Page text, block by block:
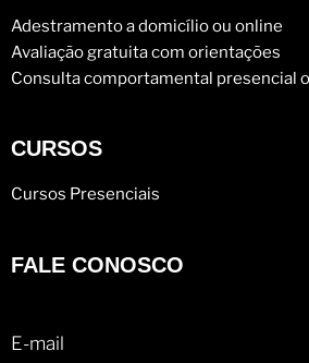
Adestramento a domicílio ou online
Avaliação gratuita com orientações
Consulta comportamental presencial
CURSOS
Cursos Presenciais
FALE CONOSCO
E-mail